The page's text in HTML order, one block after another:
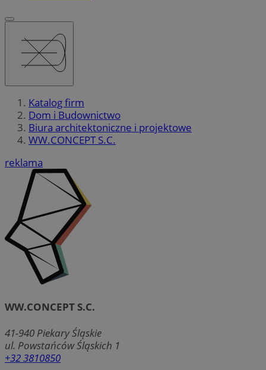
Katalog firm
Dom i Budownictwo
Biura architektoniczne i projektowe
WW.CONCEPT S.C.
reklama
WW.CONCEPT S.C.
41-940 Piekary Śląskie
ul. Powstańców Śląskich 1
+32 3810850